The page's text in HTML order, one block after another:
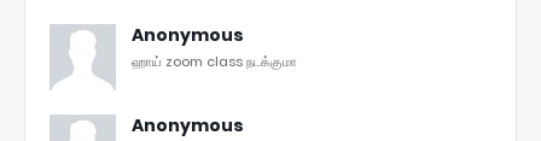
Anonymous
ஹாய் zoom class நடக்குமா
Anonymous